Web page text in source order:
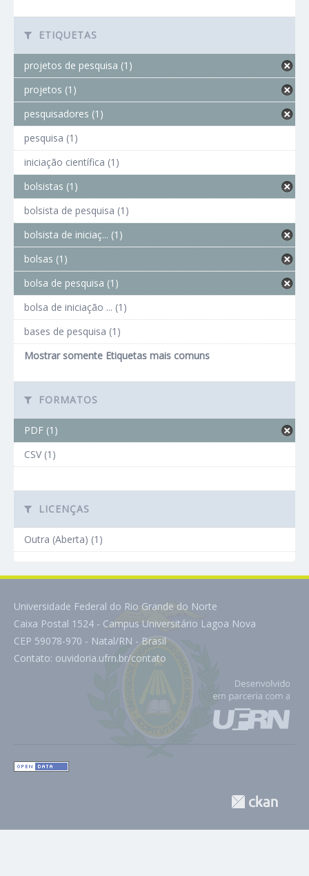
ETIQUETAS
projetos de pesquisa (1)
projetos (1)
pesquisadores (1)
pesquisa (1)
iniciação científica (1)
bolsistas (1)
bolsista de pesquisa (1)
bolsista de iniciaç... (1)
bolsas (1)
bolsa de pesquisa (1)
bolsa de iniciação ... (1)
bases de pesquisa (1)
Mostrar somente Etiquetas mais comuns
FORMATOS
PDF (1)
CSV (1)
LICENÇAS
Outra (Aberta) (1)
Universidade Federal do Rio Grande do Norte
Caixa Postal 1524 - Campus Universitário Lagoa Nova
CEP 59078-970 - Natal/RN - Brasil
Contato: ouvidoria.ufrn.br/contato